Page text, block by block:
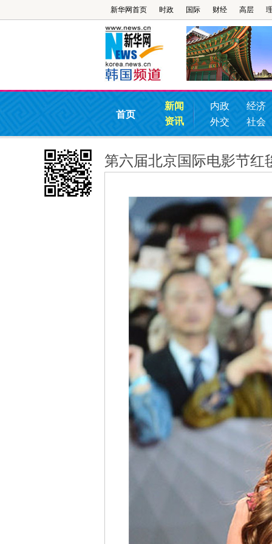
新华网首页 时政 国际 财经 高层
首页
新闻
资讯
内政
经济
外交
社会
第六届北京国际电影节红